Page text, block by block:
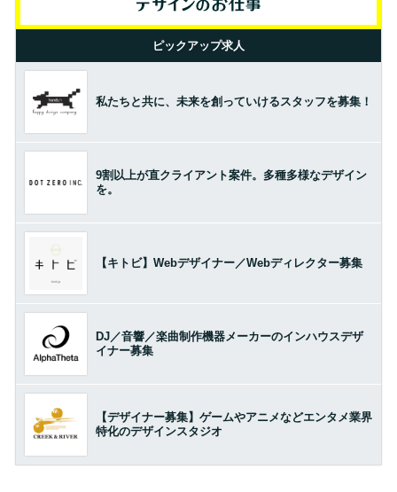
ピックアップ求人
私たちと共に、未来を創っていけるスタッフを募集！
9割以上が直クライアント案件。多種多様なデザイン
を。
【キトビ】Webデザイナー／Webディレクター募集
DJ／音響／楽曲制作機器メーカーのインハウスデザ
イナー募集
【デザイナー募集】ゲームやアニメなどエンタメ業界
特化のデザインスタジオ